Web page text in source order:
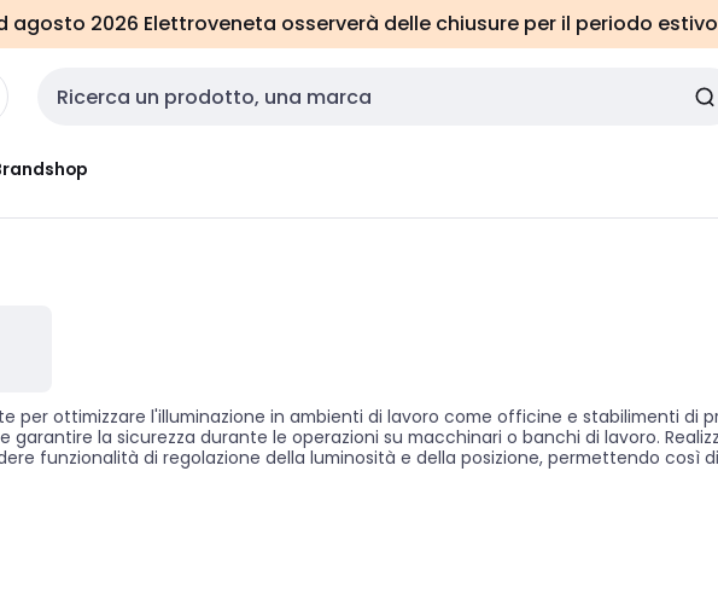
agosto 2026 Elettroveneta osserverà delle chiusure per il periodo
Cerca input
per ottimizzare l'illuminazione in ambienti di lavoro come officine e stabilimenti di
garantire la sicurezza durante le operazioni su macchinari o banchi di lavoro.
funzionalità di regolazione della luminosità e della posizione, permettendo
illuminazione non solo aumenta l'efficienza lavorativa, ma contribuisce anche a